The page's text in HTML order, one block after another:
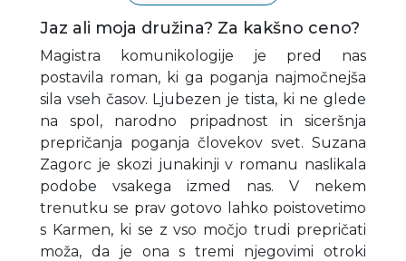
Jaz ali moja družina? Za kakšno ceno?
Magistra komunikologije je pred nas
postavila roman, ki ga poganja najmočnejša
sila vseh časov. Ljubezen je tista, ki ne glede
na spol, narodno pripadnost in siceršnja
prepričanja poganja človekov svet. Suzana
Zagorc je skozi junakinji v romanu naslikala
podobe vsakega izmed nas. V nekem
trenutku se prav gotovo lahko poistovetimo
s Karmen, ki se z vso močjo trudi prepričati
moža, da je ona s tremi njegovimi otroki